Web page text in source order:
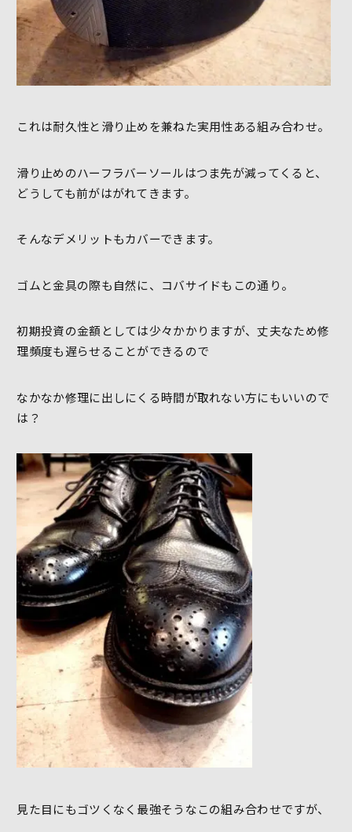
これは耐久性と滑り止めを兼ねた実用性ある組み合わせ。
滑り止めのハーフラバーソールはつま先が減ってくると、
どうしても前がはがれてきます。
そんなデメリットもカバーできます。
ゴムと金具の際も自然に、コバサイドもこの通り。
初期投資の金額としては少々かかりますが、丈夫なため修
理頻度も遅らせることができるので
なかなか修理に出しにくる時間が取れない方にもいいので
は？
見た目にもゴツくなく最強そうなこの組み合わせですが、